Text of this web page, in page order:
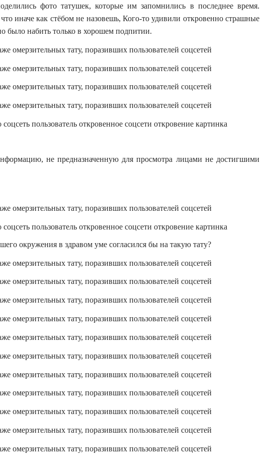
фото татушек, которые им запомнились в последнее время.
иначе как стёбом не назовешь, Кого-то удивили откровенно страшные
было набить только в хорошем подпитии.
не предназначенную для просмотра лицами не достигшими
окружения в здравом уме согласился бы на такую тату?